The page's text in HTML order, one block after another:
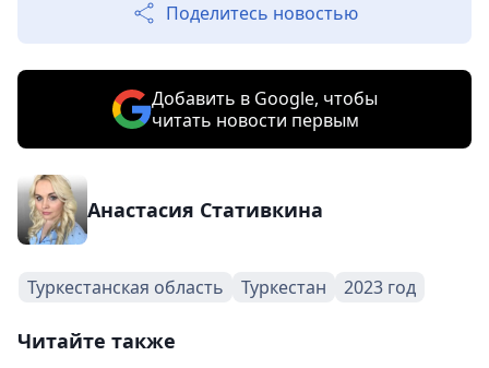
Поделитесь новостью
Добавить в Google, чтобы
читать новости первым
Анастасия Стативкина
Туркестанская область Туркестан 2023 год
Читайте также